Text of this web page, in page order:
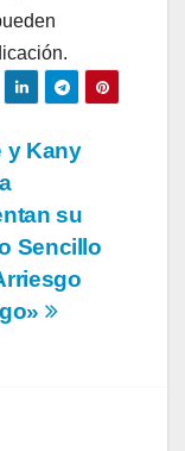
y Kany
su
Sencillo